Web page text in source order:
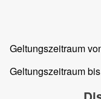
Geltungszeitraum
Geltungszeitraum